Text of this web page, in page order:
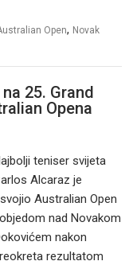
Open, Novak
25. Grand
Opena
teniser svijeta
Alcaraz je
Australian Open
nad Novakom
nakon
rezultatom